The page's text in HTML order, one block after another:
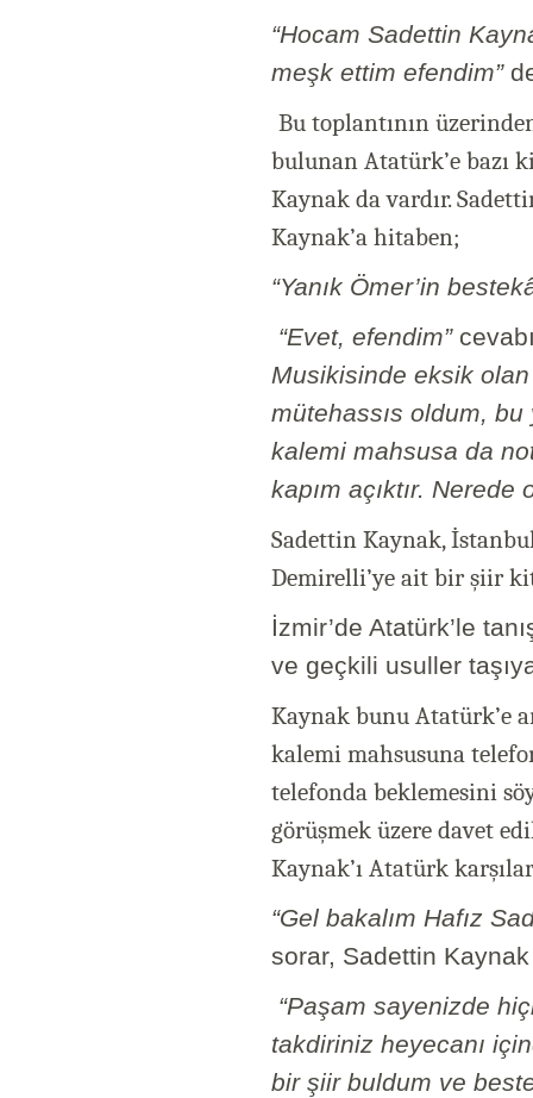
“Hocam Sadettin
meşk ettim efendim”
Bu toplantının
bulunan Atatürk’e bazı
Kaynak da vardır.
Kaynak’a hitaben;
“Yanık Ömer’in
“Evet, efendim”
Musikisinde eksik olan
mütehassıs oldum, bu
kalemi mahsusa da
kapım açıktır.
Sadettin Kaynak,
Demirelli’ye ait bir şiir
İzmir’de Atatürk’le
ve geçkili usuller
Kaynak bunu Atatürk’e
kalemi mahsusuna
telefonda beklemesini
görüşmek üzere davet
Kaynak’ı Atatürk
“Gel bakalım Hafız
sorar, Sadettin
“Paşam sayenizde
takdiriniz heyecanı
bir şiir buldum ve